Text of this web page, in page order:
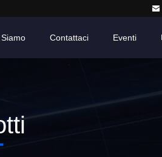
Contattaci Eventi